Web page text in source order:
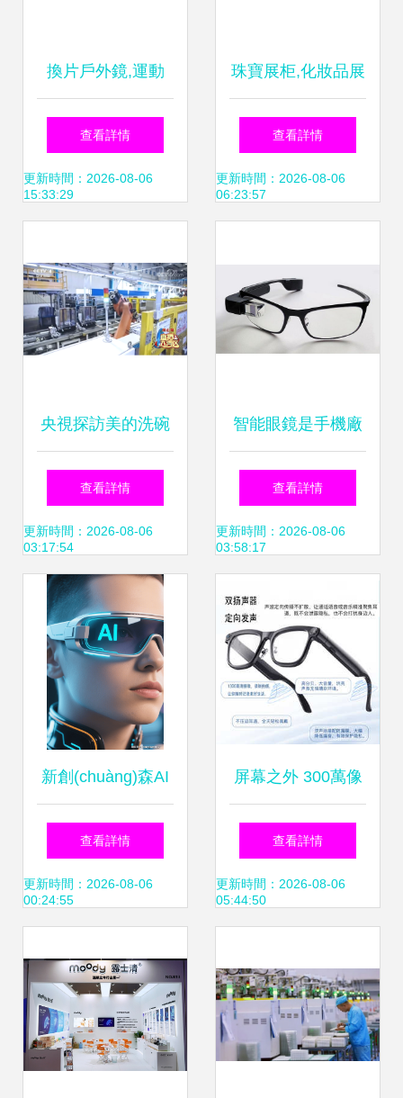
換片戶外鏡,運動
鏡,籃球鏡,滑雪鏡,
勞保鏡,工業(yè)鏡,
品資訊,批發(fā)資
訊 廣州市花都區
廠,
查看詳情
更新時間：2026-08-06
15:33:29
珠寶展柜,化妝品展
柜,眼鏡展柜,產品
信息,批發(fā)信息
聯(lián)創(chuàng)
展示制品廠,
查看詳情
更新時間：2026-08-06
06:23:57
央視探訪美的洗碗
機工廠 數智創
(chuàng)新樹立中
國智造新標桿
查看詳情
更新時間：2026-08-06
03:17:54
智能眼鏡是手機廠
商的最終歸宿嗎？
查看詳情
更新時間：2026-08-06
03:58:17
新創(chuàng)森AI
智能眼鏡 打造未來
出行體驗，變色鏡
查看詳情
更新時間：2026-08-06
00:24:55
屏幕之外 300萬像
素智能眼鏡如何改
寫數字感官體驗
查看詳情
更新時間：2026-08-06
05:44:50